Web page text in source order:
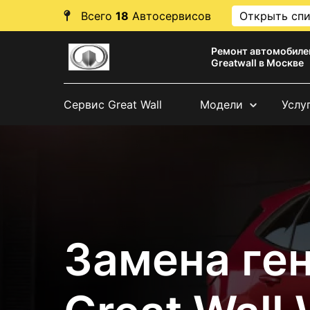
Всего 18 Автосервисов Открыть
Ремонт
Greatwall в Москве
Сервис Great Wall Модели
Замена